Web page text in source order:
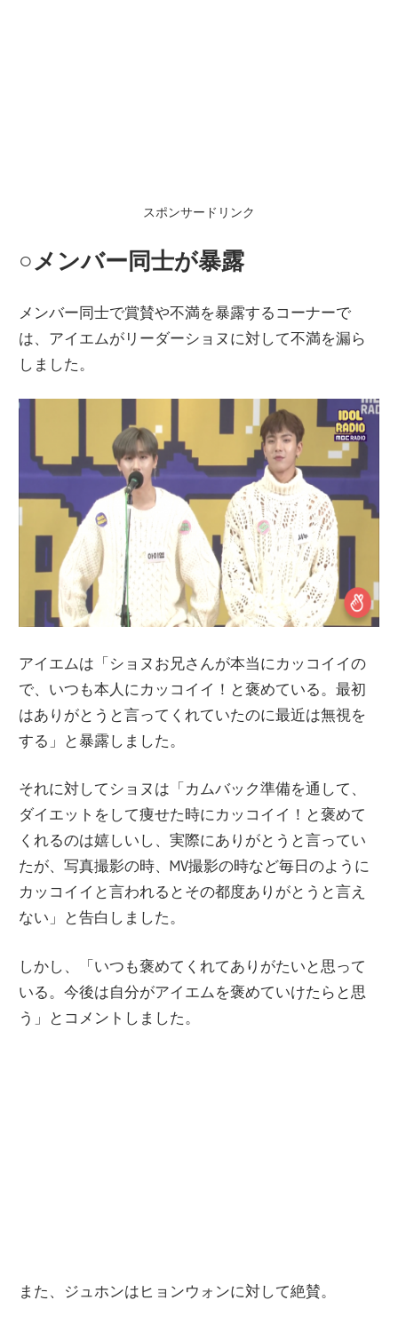
スポンサードリンク
○メンバー同士が暴露
メンバー同士で賞賛や不満を暴露するコーナーで
は、アイエムがリ ーダーショヌに対して不満を漏ら
しました。
アイエムは「ショヌお兄さんが本当にカッコイイの
で、いつも本人にカッコイイ！と褒めている。最初
はありがとうと言ってくれていたのに最近は無視を
する」と暴露しました。
それに対してショヌは「カムバック準備を通して、
ダイエットをして痩せた時にカッコイイ！と褒めて
くれるのは嬉しいし、実際にありがとうと言ってい
たが、写真撮影の時、MV撮影の時など毎日のように
カッコイイと言われるとその都度ありがとうと言え
ない」と告白しました。
しかし、「いつも褒めてくれてありがたいと思って
いる。今後は自分がアイエムを褒めていけたらと思
う」とコメントしました。
また、ジュホンはヒョンウォンに対して絶賛。